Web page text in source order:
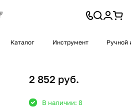
Каталог Инструмент Ручной
2 852 руб.
В наличии: 8